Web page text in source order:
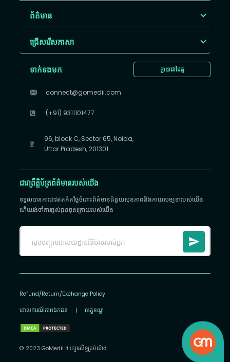
ព័ត៌មាន
ជ្រើសរើស​ភាសា
ក្លាយជាដៃគូ
ទាក់ទងមក
connect@gomedii.com
(+91) 9311101477
96, block C, Sector 65, Noida,
Uttar Pradesh, 201301
ជាវព្រឹត្តិប័ត្រព័ត៌មានរបស់យើង
ទទួលបានការជាវឥតគិតថ្លៃចំពោះព័ត៌មានជំនួយសុខភាពនិងកាយសម្បទារបស់យើង
ហើយរង់ចាំការផ្តល់ជូនចុងក្រោយរបស់យើង
Refund/Return/Exchange Policy
គោលការណ៍​ភាព​ឯកជន | លក្ខខណ្ឌ
© 2023 GoMedii ។ រក្សា​រ​សិទ្ធ​គ្រប់យ៉ាង